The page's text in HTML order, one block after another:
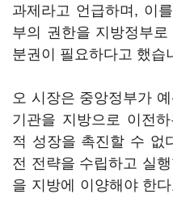
과제라고 언급하며, 이
부의 권한을 지방정부
분권이 필요하다고 했습
오 시장은 중앙정부가
기관을 지방으로 이전
적 성장을 촉진할 수 없
전 전략을 수립하고 실
을 지방에 이양해야 한